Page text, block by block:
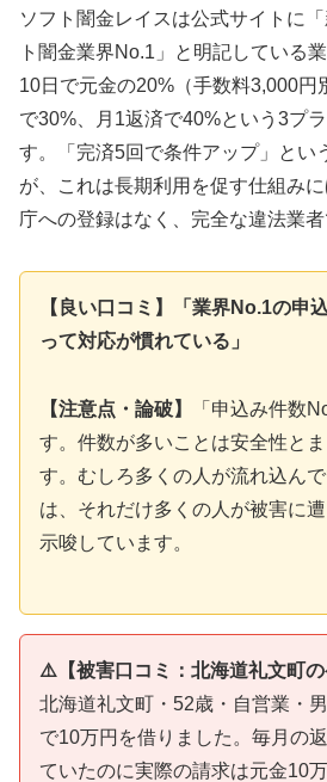
ソフト闇金レイスは公式サイトに
ト闇金業界No.1」と明記している
10日で元金の20%（手数料3,000円
で30%、月1返済で40%という3プ
す。「完済5回で条件アップ」とい
が、これは長期利用を促す仕組み
庁への登録はなく、完全な違法業者
【良い口コミ】「業界No.1の申
って対応が慣れている」
【注意点・論破】
「申込み件数
す。件数が多いことは安全性と
す。むしろ多くの人が流れ込ん
は、それだけ多くの人が被害に
示唆しています。
⚠️【被害口コミ：北海道礼文町の
北海道礼文町・52歳・自営業・
で10万円を借りました。毎月の
ていたのに実際の請求は元金10